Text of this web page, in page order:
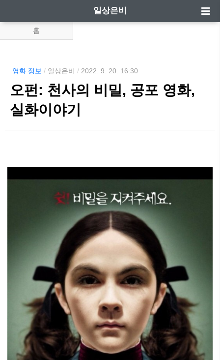
일상은비
홈
영화 정보 / 일상은비 / 2022. 9. 20. 16:30
오펀: 천사의 비밀, 공포 영화,
실화이야기